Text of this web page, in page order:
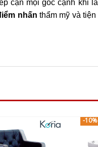
cận mọi góc cạnh khi
nhấn thẩm mỹ và
-10%